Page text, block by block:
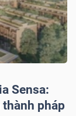
Sensa:
pháp